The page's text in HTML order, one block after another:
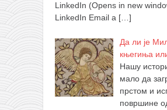
LinkedIn (Opens in new
LinkedIn Email a […]
Да ли је
књегиња
Нашу
мало да
прстом и
површине